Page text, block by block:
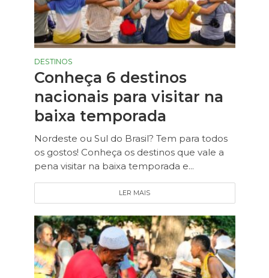
DESTINOS
Conheça 6 destinos
nacionais para visitar na
baixa temporada
Nordeste ou Sul do Brasil? Tem para todos
os gostos! Conheça os destinos que vale a
pena visitar na baixa temporada e...
LER MAIS